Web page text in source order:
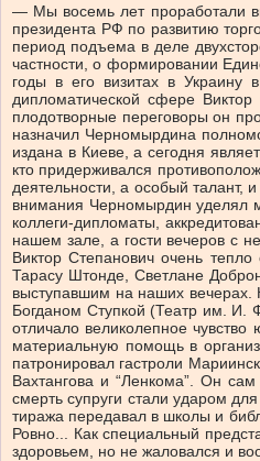
— Мы восемь лет проработали
президента РФ по развитию
период подъема в деле
частности, о формировании
годы в его визитах в Украину
дипломатической сфере
плодотворные переговоры он
назначил Черномырдина
издана в Киеве, а сегодня
кто придерживался
деятельности, а особый талант,
внимания Черномырдин уделял
коллеги-дипломаты,
нашем зале, а гости вечеров с
Виктор Степанович очень
Тарасу Штонде, Светлане
выступавшим на наших вечерах.
Богданом Ступкой (Театр им.
отличало великолепное
материальную помощь в
патронировал гастроли
Вахтангова и “Ленкома”. Он
смерть супруги стали ударом
тиража передавал в школы и
Ровно... Как специальный
здоровьем, но не жаловался и